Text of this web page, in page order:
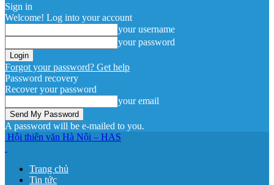
Sign in
Welcome! Log into your account
your username
your password
Forgot your password? Get help
Password recovery
Recover your password
your email
A password will be e-mailed to you.
Hội thiên văn Hà Nội – HAS
Trang chủ
Tin tức